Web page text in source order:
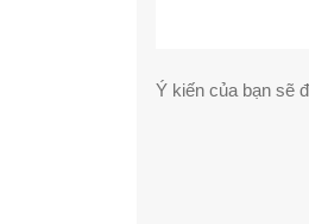
Ý kiến của bạn sẽ